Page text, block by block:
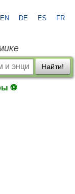
EN DE ES FR
Найти!
⚽